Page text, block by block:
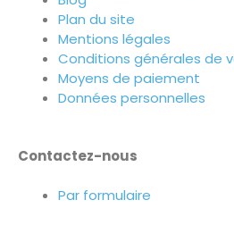
Plan du site
Mentions légales
Conditions générales de
Moyens de paiement
Données personnelles
Contactez-nous
Par formulaire